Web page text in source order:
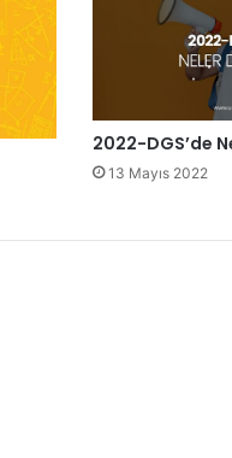
2022-DGS’de
13 Mayıs 2022